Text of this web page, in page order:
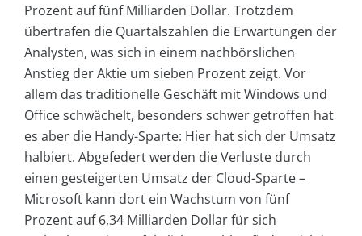
Prozent auf fünf Milliarden Dollar. Trotzdem
übertrafen die Quartalszahlen die Erwartungen der
Analysten, was sich in einem nachbörslichen
Anstieg der Aktie um sieben Prozent zeigt. Vor
allem das traditionelle Geschäft mit Windows und
Office schwächelt, besonders schwer getroffen hat
es aber die Handy-Sparte: Hier hat sich der Umsatz
halbiert. Abgefedert werden die Verluste durch
einen gesteigerten Umsatz der Cloud-Sparte –
Microsoft kann dort ein Wachstum von fünf
Prozent auf 6,34 Milliarden Dollar für sich